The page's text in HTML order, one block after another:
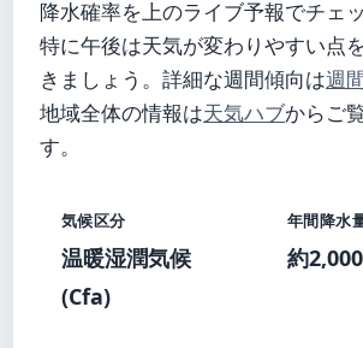
降水確率を上のライブ予報でチェッ
特に午後は天気が変わりやすい点
きましょう。詳細な週間傾向は週
地域全体の情報は天気ハブからご
す。
気候区分
温暖湿潤気候
(Cfa)
年間降水
約